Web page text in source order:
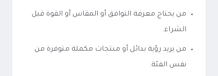
من يحتاج معرفة التوافق أو المقاس أو القوة قبل
الشراء.
من يريد رؤية بدائل أو منتجات مكملة متوفرة من
نفس الفئة.